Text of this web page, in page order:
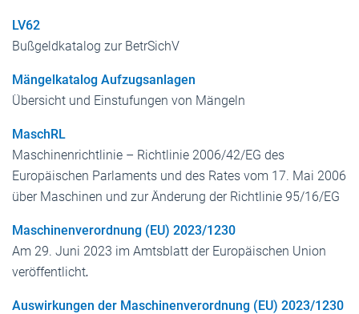
LV62
Bußgeldkatalog zur BetrSichV
Mängelkatalog Aufzugsanlagen
Übersicht und Einstufungen von Mängeln
MaschRL
Maschinenrichtlinie – Richtlinie 2006/42/EG des
Europäischen Parlaments und des Rates vom 17. Mai 2006
über Maschinen und zur Änderung der Richtlinie 95/16/EG
Maschinenverordnung (EU) 2023/1230
Am 29. Juni 2023 im Amtsblatt der Europäischen Union
veröffentlicht.
Auswirkungen der Maschinenverordnung (EU) 2023/1230